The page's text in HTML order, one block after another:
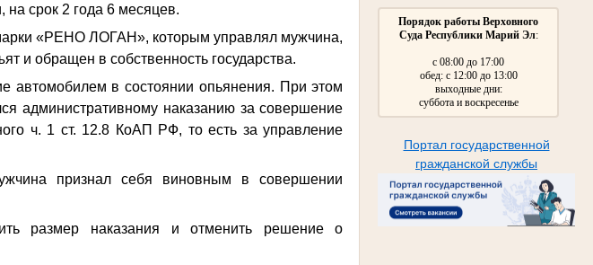
Порядок работы Верховного
Суда Республики Марий Эл:
с 08:00 до 17:00
обед: с 12:00 до 13:00
выходные дни:
суббота и воскресенье
Портал государственной
гражданской службы
срок 2 года 6 месяцев.
«РЕНО ЛОГАН», которым управлял мужчина,
и обращен в собственность государства.
автомобилем в состоянии опьянения. При этом
административному наказанию за совершение
ч. 1 ст. 12.8 КоАП РФ, то есть за управление
признал себя виновным в совершении
размер наказания и отменить решение о